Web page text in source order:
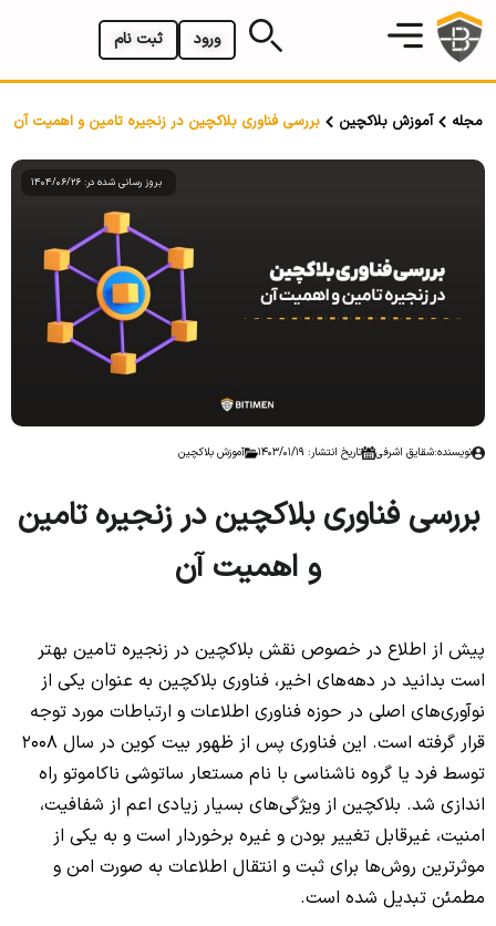
ثبت نام ورود
مجله آموزش بلاکچین بررسی فناوری بلاکچین در زنجیره تامین و اهمیت آن
بروز رسانی شده در: 1404/06/26
نویسنده:شقایق اشرفی تاریخ انتشار: 1403/01/19 آموزش بلاکچین
بررسی فناوری بلاکچین در زنجیره تامین
و اهمیت آن
پیش از اطلاع در خصوص نقش بلاکچین در زنجیره تامین بهتر
است بدانید در دهه‌های اخیر، فناوری بلاکچین به عنوان یکی از
نوآوری‌های اصلی در حوزه فناوری اطلاعات و ارتباطات مورد توجه
قرار گرفته است. این فناوری پس از ظهور بیت کوین در سال 2008
توسط فرد یا گروه ناشناسی با نام مستعار ساتوشی ناکاموتو راه
اندازی شد. بلاکچین از ویژگی‌های بسیار زیادی اعم از شفافیت،
امنیت، غیرقابل تغییر بودن و غیره برخوردار است و به یکی از
موثرترین روش‌ها برای ثبت و انتقال اطلاعات به صورت امن و
مطمئن تبدیل شده است.